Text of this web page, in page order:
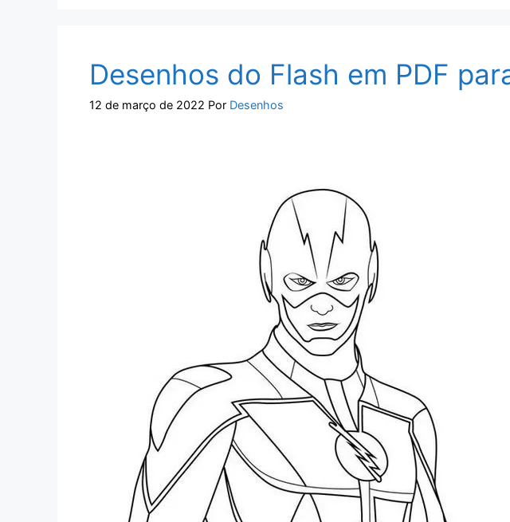
Desenhos do Flash em PDF
12 de março de 2022 Por Desenhos